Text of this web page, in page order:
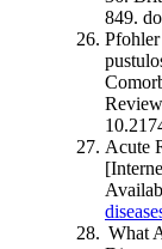
849.
Pfohler
Acute
What